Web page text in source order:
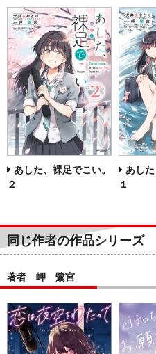
あした、裸足でこい。
２
あした
１
同じ作者の作品シリーズ
著者 岬 鷺宮